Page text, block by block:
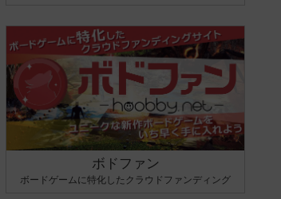
ボドファン
ボードゲームに特化したクラウドファンディング